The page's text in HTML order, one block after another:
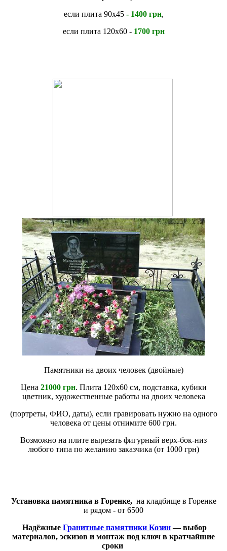
если плита 90х45- 1400 грн,
если плита 120х60 - 1700 грн
Памятники на двоих человек (двойные)
Цена 21000 грн. Плита 120х60 см, подставка, кубики
цветник, художественные работы на двоих человека
(портреты, ФИО, даты), если гравировать нужно на одного
человека от цены отнимите 600 грн.
Возможно на плите вырезать фигурный верх-бок-низ
любого типа по желанию заказчика (от 1000 грн)
Установка памятника в Горенке, на кладбище в Горенке
и рядом - от 6500
Надёжные Гранитные памятники Козин— выбор
материалов, эскизов и монтаж под ключ в кратчайшие
сроки